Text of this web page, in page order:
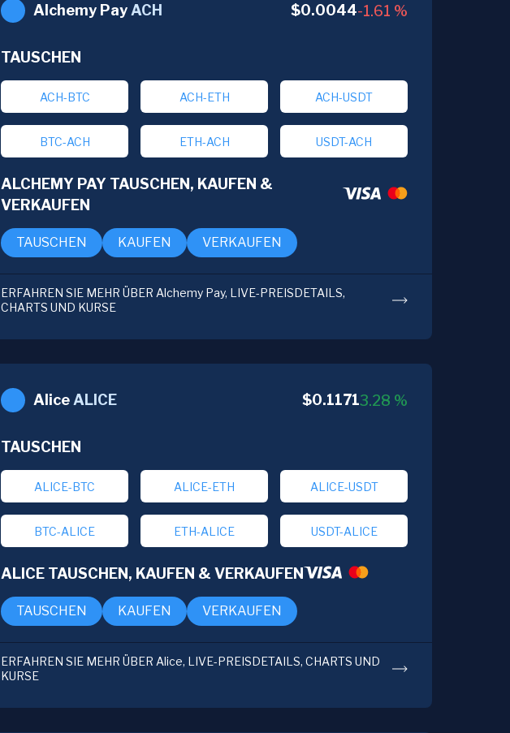
Alchemy Pay ACH $0.0044-1.61 %
TAUSCHEN
ACH-BTC ACH-ETH ACH-USDT
BTC-ACH ETH-ACH USDT-ACH
ALCHEMY PAY TAUSCHEN, KAUFEN &
VERKAUFEN
TAUSCHEN KAUFEN VERKAUFEN
ERFAHREN SIE MEHR ÜBER Alchemy Pay, LIVE-PREISDETAILS,
CHARTS UND KURSE
Alice ALICE $0.11713.28 %
TAUSCHEN
ALICE-BTC ALICE-ETH ALICE-USDT
BTC-ALICE ETH-ALICE USDT-ALICE
ALICE TAUSCHEN, KAUFEN & VERKAUFEN
TAUSCHEN KAUFEN VERKAUFEN
ERFAHREN SIE MEHR ÜBER Alice, LIVE-PREISDETAILS, CHARTS UND
KURSE